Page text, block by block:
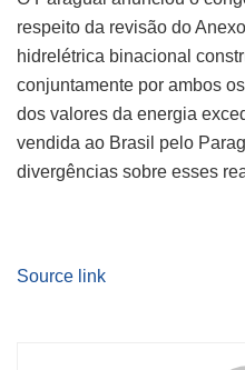
respeito da revisão do
hidrelétrica binacional
conjuntamente por ambos
dos valores da energia
vendida ao Brasil pelo
divergências sobre esses
Source link